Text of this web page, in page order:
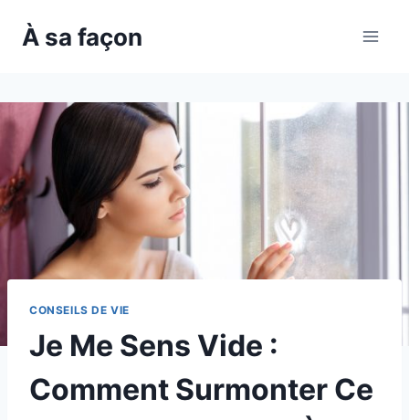
À sa façon
CONSEILS DE VIE
Je Me Sens Vide :
Comment Surmonter Ce